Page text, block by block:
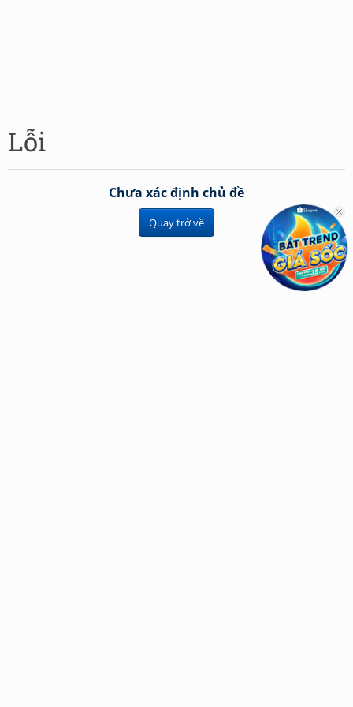
Lỗi
Chưa xác định chủ đề